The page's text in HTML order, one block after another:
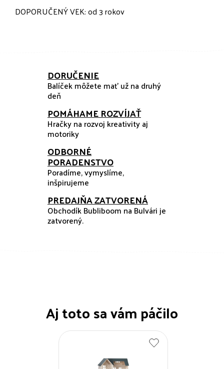
DOPORUČENÝ VEK: od 3 rokov
DORUČENIE
Balíček môžete mať už na druhý
deň
POMÁHAME ROZVÍJAŤ
Hračky na rozvoj kreativity aj
motoriky
ODBORNÉ
PORADENSTVO
Poradíme, vymyslíme,
inšpirujeme
PREDAJŇA ZATVORENÁ
Obchodík Bubliboom na Bulvári je
zatvorený.
Aj toto sa vám páčilo